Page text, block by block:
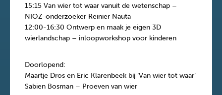
15:15 Van wier tot waar vanuit de wetenschap –
NIOZ-onderzoeker Reinier Nauta
12:00-16:30 Ontwerp en maak je eigen 3D
wierlandschap – inloopworkshop voor kinderen
Doorlopend:
Maartje Dros en Eric Klarenbeek bij ‘Van wier tot waar’
Sabien Bosman – Proeven van wier